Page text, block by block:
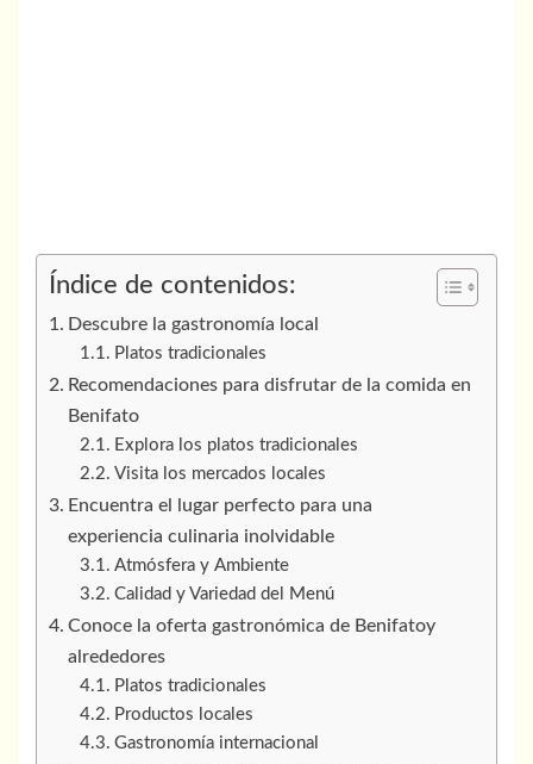
Índice de contenidos:
Descubre la gastronomía local
Platos tradicionales
Recomendaciones para disfrutar de la comida en
Benifato
Explora los platos tradicionales
Visita los mercados locales
Encuentra el lugar perfecto para una
experiencia culinaria inolvidable
Atmósfera y Ambiente
Calidad y Variedad del Menú
Conoce la oferta gastronómica de Benifatoy
alrededores
Platos tradicionales
Productos locales
Gastronomía internacional